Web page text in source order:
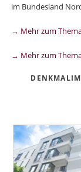
im Bundesland
→ Mehr zum
→ Mehr zum